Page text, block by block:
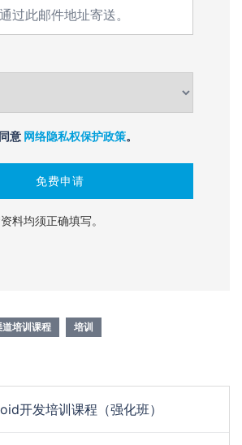
意 网络隐私权保护政策。
料均须正确填写。
道培训课程 培训
开发培训课程（强化班）